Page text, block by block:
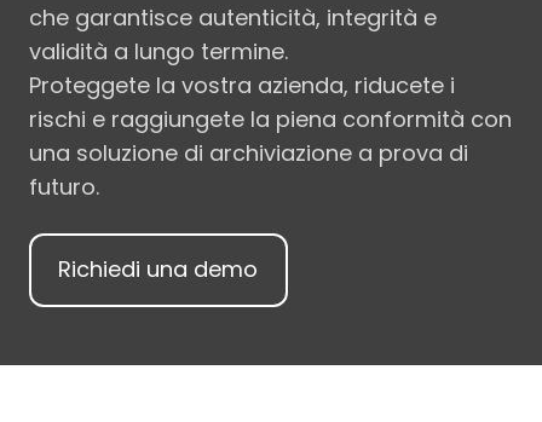
che garantisce autenticità, integrità e
validità a lungo termine.
Proteggete la vostra azienda, riducete i
rischi e raggiungete la piena conformità con
una soluzione di archiviazione a prova di
futuro.
Richiedi una demo